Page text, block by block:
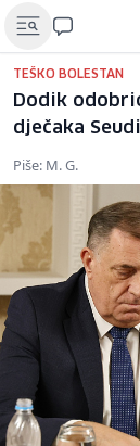
TEŠKO BOLESTAN
Dodik
dječaka
Piše: M. G.